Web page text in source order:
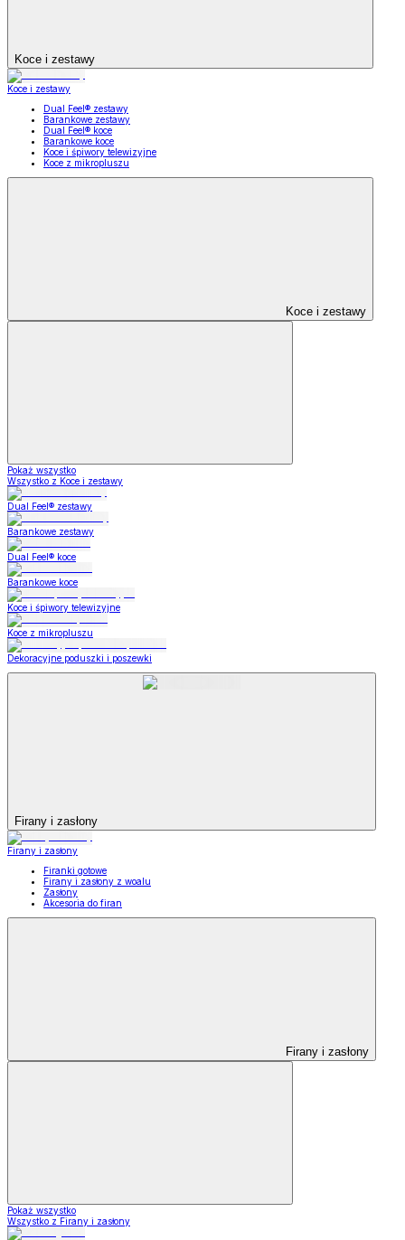
Koce i zestawy
Koce i zestawy
Dual Feel® zestawy
Barankowe zestawy
Dual Feel® koce
Barankowe koce
Koce i śpiwory telewizyjne
Koce z mikropluszu
Koce i zestawy
Pokaż wszystko
Wszystko z Koce i zestawy
Dual Feel® zestawy
Barankowe zestawy
Dual Feel® koce
Barankowe koce
Koce i śpiwory telewizyjne
Koce z mikropluszu
Dekoracyjne poduszki i poszewki
Firany i zasłony
Firany i zasłony
Firanki gotowe
Firany i zasłony z woalu
Zasłony
Akcesoria do firan
Firany i zasłony
Pokaż wszystko
Wszystko z Firany i zasłony